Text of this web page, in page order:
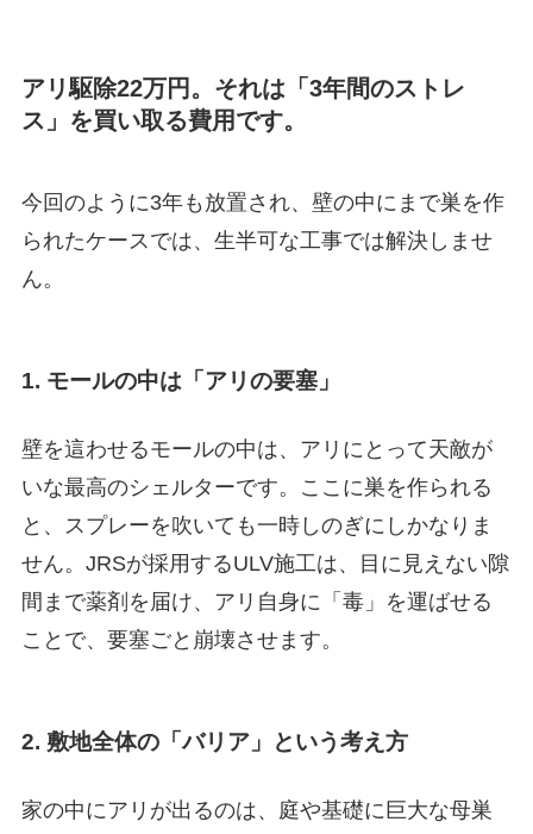
アリ駆除22万円。それは「3年間のストレ
ス」を買い取る費用です。
今回のように3年も放置され、壁の中にまで巣を作
られたケースでは、生半可な工事では解決しませ
ん。
1. モールの中は「アリの要塞」
壁を這わせるモールの中は、アリにとって天敵が
いな最高のシェルターです。ここに巣を作られる
と、スプレーを吹いても一時しのぎにしかなりま
せん。JRSが採用するULV施工は、目に見えない隙
間まで薬剤を届け、アリ自身に「毒」を運ばせる
ことで、要塞ごと崩壊させます。
2. 敷地全体の「バリア」という考え方
家の中にアリが出るのは、庭や基礎に巨大な母巣